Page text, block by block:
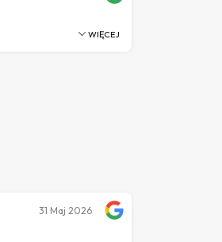
WIĘCEJ
31 Maj 2026